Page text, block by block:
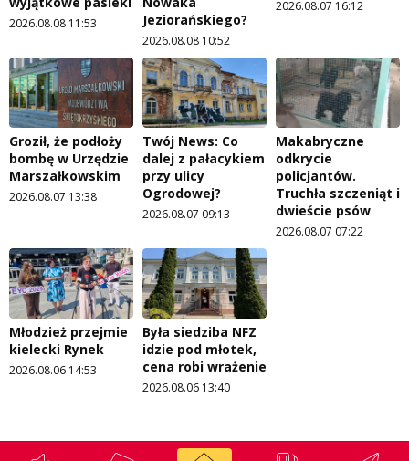
2026.08.08 11:53
Jeziorańskiego?
2026.08.08 10:52
2026.08.07 16:12
Groził, że podłoży
bombę w Urzędzie
Marszałkowskim
2026.08.07 13:38
Twój News: Co
dalej z pałacykiem
przy ulicy
Ogrodowej?
2026.08.07 09:13
Makabryczne
odkrycie
policjantów.
Truchła szczeniąt i
dwieście psów
2026.08.07 07:22
Młodzież przejmie
kielecki Rynek
2026.08.06 14:53
Była siedziba NFZ
idzie pod młotek,
cena robi wrażenie
2026.08.06 13:40